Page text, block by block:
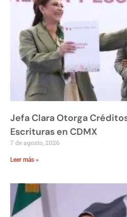
Jefa Clara Otorga
Escrituras en CDMX
7 de agosto, 2026
Leer más »